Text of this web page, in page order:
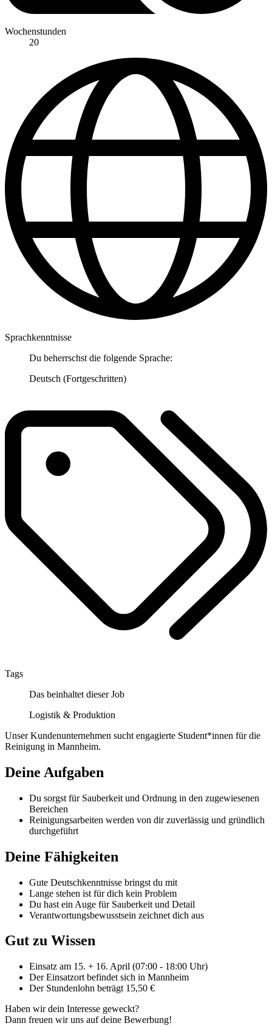
Wochenstunden
20
Sprachkenntnisse
Du beherrschst die folgende Sprache:
Deutsch (Fortgeschritten)
Tags
Das beinhaltet dieser Job
Logistik & Produktion
Unser Kundenunternehmen sucht engagierte Student*innen für die
Reinigung in Mannheim.
Deine Aufgaben
Du sorgst für Sauberkeit und Ordnung in den zugewiesenen
Bereichen
Reinigungsarbeiten werden von dir zuverlässig und gründlich
durchgeführt
Deine Fähigkeiten
Gute Deutschkenntnisse bringst du mit
Lange stehen ist für dich kein Problem
Du hast ein Auge für Sauberkeit und Detail
Verantwortungsbewusstsein zeichnet dich aus
Gut zu Wissen
Einsatz am 15. + 16. April (07:00 - 18:00 Uhr)
Der Einsatzort befindet sich in Mannheim
Der Stundenlohn beträgt 15,50 €
Haben wir dein Interesse geweckt?
Dann freuen wir uns auf deine Bewerbung!